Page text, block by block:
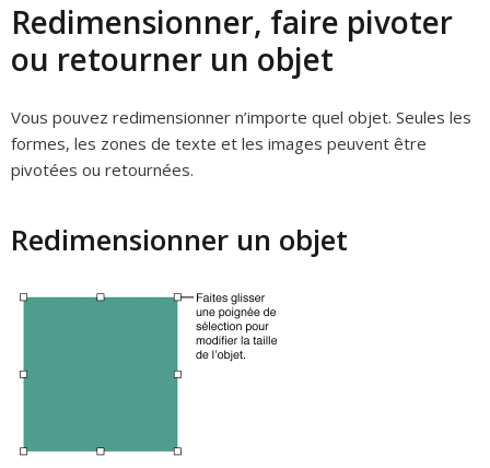
Redimensionner, faire pivoter
ou retourner un objet
Vous pouvez redimensionner n’importe quel objet. Seules les
formes, les zones de texte et les images peuvent être
pivotées ou retournées.
Redimensionner un objet